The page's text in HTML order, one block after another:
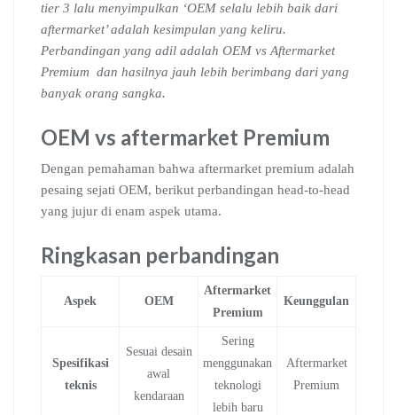
tier 3 lalu menyimpulkan ‘OEM selalu lebih baik dari
aftermarket’ adalah kesimpulan yang keliru.
Perbandingan yang adil adalah OEM vs Aftermarket
Premium dan hasilnya jauh lebih berimbang dari yang
banyak orang sangka.
OEM vs aftermarket Premium
Dengan pemahaman bahwa aftermarket premium adalah
pesaing sejati OEM, berikut perbandingan head-to-head
yang jujur di enam aspek utama.
Ringkasan perbandingan
Aspek OEM
Aftermarket
Premium
Keunggulan
Spesifikasi
teknis
Sesuai desain
awal
kendaraan
Sering
menggunakan
teknologi
lebih baru
Aftermarket
Premium